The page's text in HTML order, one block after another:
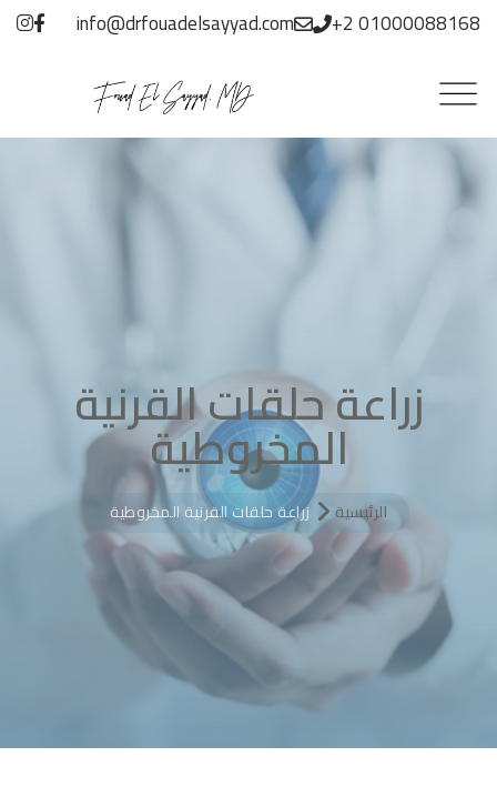
+2 01000088168
info@drfouadelsayyad.com
زراعة حلقات القرنية
المخروطية
الرئيسية زراعة حلقات القرنية المخروطية